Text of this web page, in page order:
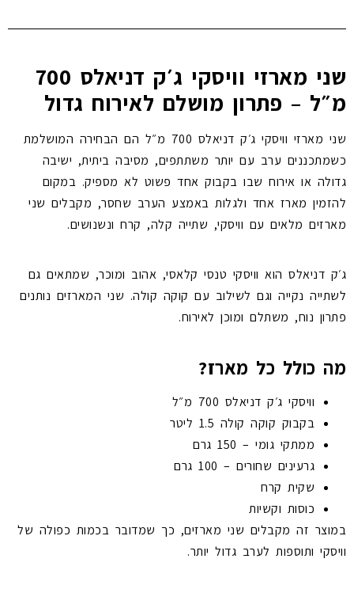
שני מארזי וויסקי ג׳ק דניאלס 700
מ״ל – פתרון מושלם לאירוח גדול
שני מארזי וויסקי ג׳ק דניאלס 700 מ״ל הם הבחירה המושלמת
כשמתכננים ערב עם יותר משתתפים, מסיבה ביתית, ישיבה
גדולה או אירוח שבו בקבוק אחד פשוט לא מספיק. במקום
להזמין מארז אחד ולגלות באמצע הערב שחסר, מקבלים שני
מארזים מלאים עם וויסקי, שתייה קלה, קרח ונשנושים.
ג׳ק דניאלס הוא וויסקי טנסי קלאסי, אהוב ומוכר, שמתאים גם
לשתייה נקייה וגם לשילוב עם קוקה קולה. שני המארזים נותנים
פתרון נוח, משתלם ומוכן לאירוח.
מה כולל כל מארז?
וויסקי ג׳ק דניאלס 700 מ״ל
בקבוק קוקה קולה 1.5 ליטר
ממתקי גומי – 150 גרם
גרעינים שחורים – 100 גרם
שקית קרח
כוסות וקשיות
במוצר זה מקבלים שני מארזים, כך שמדובר בכמות כפולה של
וויסקי ותוספות לערב גדול יותר.